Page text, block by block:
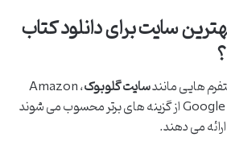
سایت برای دانلود کتاب
هایی مانندسایت گلوبوک ، Amazon
Kindle Store و Google Books از گزینه های برتر محسوب می شوند
می دهند.